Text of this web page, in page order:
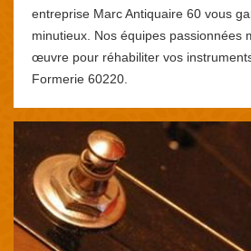
entreprise Marc Antiquaire 60 vous
minutieux. Nos équipes passionnées
œuvre pour réhabiliter vos
Formerie 60220.